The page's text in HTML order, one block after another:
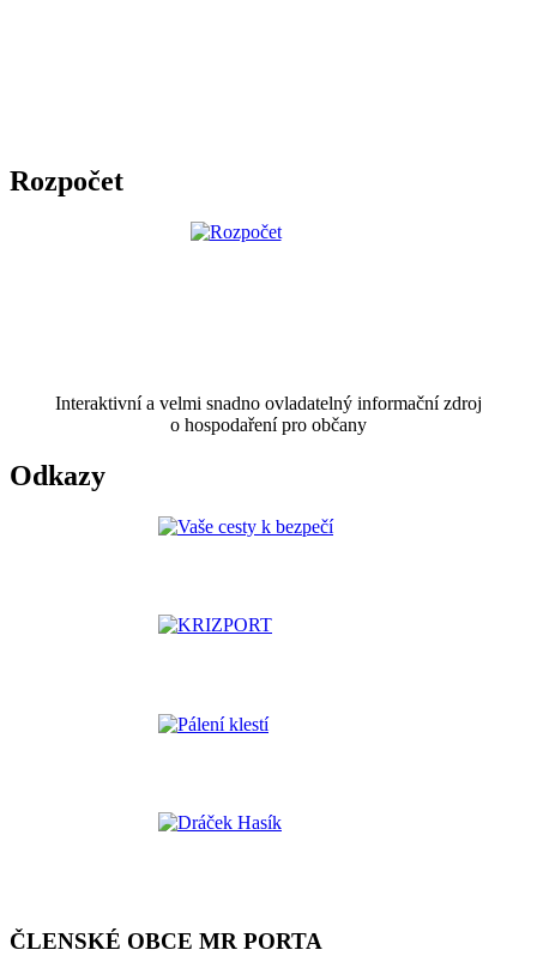
Rozpočet
Interaktivní a velmi snadno ovladatelný informační zdroj
o hospodaření pro občany
Odkazy
ČLENSKÉ OBCE MR PORTA